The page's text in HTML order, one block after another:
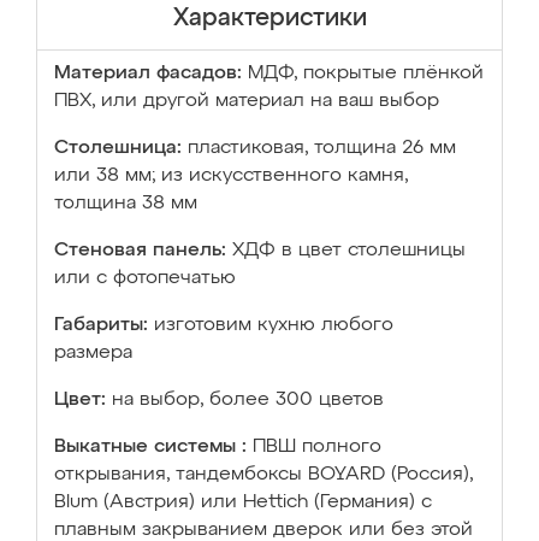
Характеристики
Материал фасадов: МДФ, покрытые плёнкой
ПВХ, или другой материал на ваш выбор
Столешница: пластиковая, толщина 26 мм
или 38 мм; из искусственного камня,
толщина 38 мм
Стеновая панель: ХДФ в цвет столешницы
или с фотопечатью
Габариты: изготовим кухню любого
размера
Цвет: на выбор, более 300 цветов
Выкатные системы :
ПВШ полного
открывания, тандембоксы BOYARD (Россия),
Blum (Австрия) или Hettich (Германия) с
плавным закрыванием дверок или без этой